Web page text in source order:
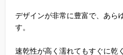
デザインが非常に豊富で、あら
す。
速乾性が高く濡れてもすぐに乾